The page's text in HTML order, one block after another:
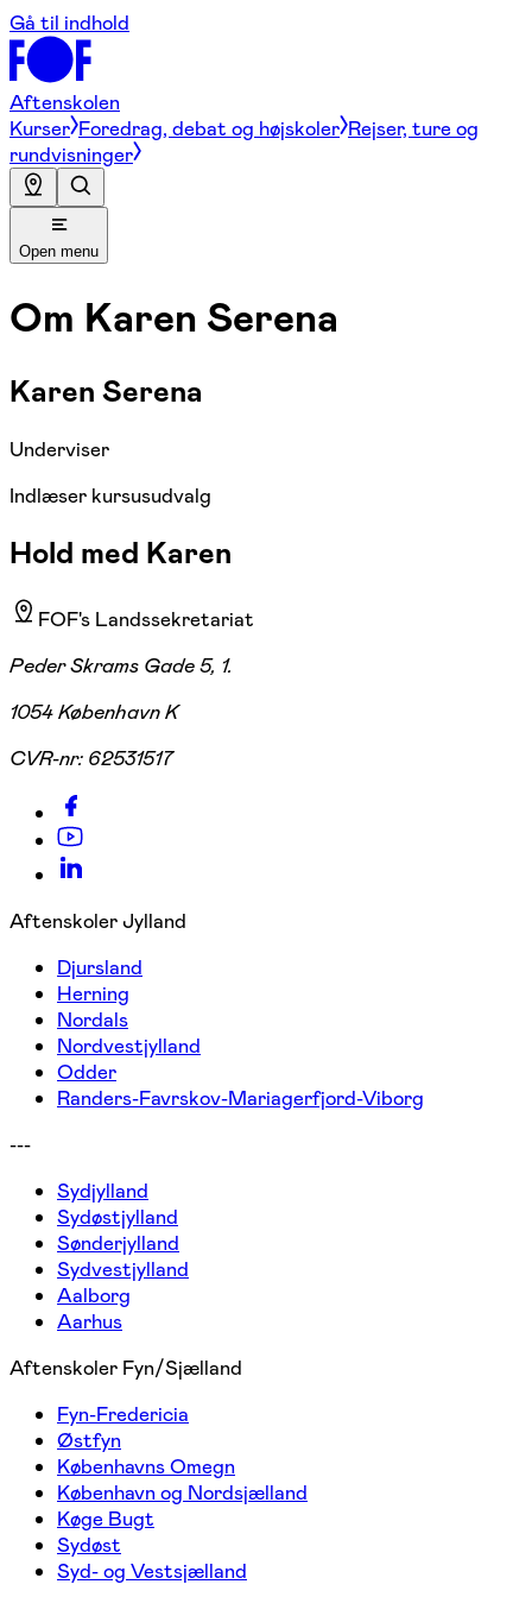
Gå til indhold
Aftenskolen
Kurser Foredrag, debat og højskoler Rejser, ture og
rundvisninger
Open menu
Om Karen Serena
Karen Serena
Underviser
Indlæser kursusudvalg
Hold med Karen
FOF's Landssekretariat
Peder Skrams Gade 5, 1.
1054 København K
CVR-nr: 62531517
Aftenskoler Jylland
Djursland
Herning
Nordals
Nordvestjylland
Odder
Randers-Favrskov-Mariagerfjord-Viborg
---
Sydjylland
Sydøstjylland
Sønderjylland
Sydvestjylland
Aalborg
Aarhus
Aftenskoler Fyn/Sjælland
Fyn-Fredericia
Østfyn
Københavns Omegn
København og Nordsjælland
Køge Bugt
Sydøst
Syd- og Vestsjælland